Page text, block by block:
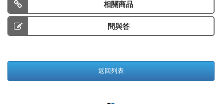
相關商品
問與答
返回列表